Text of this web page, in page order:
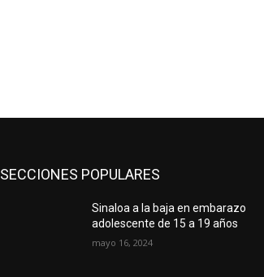
SECCIONES POPULARES
Sinaloa a la baja en embarazo
adolescente de 15 a 19 años
mayo 16, 2024